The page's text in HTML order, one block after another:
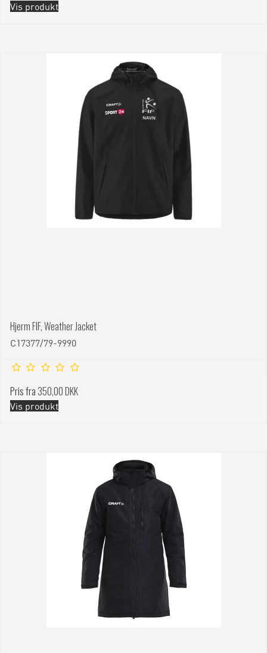
Vis produkt
Hjerm FIF, Weather Jacket
C17377/79-9990
Pris fra 350,00 DKK
Vis produkt